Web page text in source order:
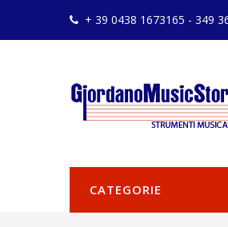
+ 39 0438 1673165 - 349
CATEGORIE